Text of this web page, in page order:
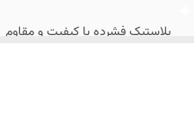
پلاستیک فشرده با کیفیت و مقاوم